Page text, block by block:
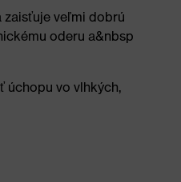
veľmi dobrú
oderu a&nbsp
úchopu vo vlhkých,